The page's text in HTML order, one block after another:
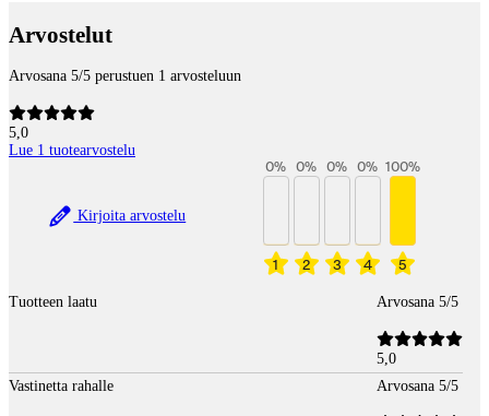
Arvostelut
Arvosana 5/5 perustuen 1 arvosteluun
5,0
Lue 1 tuotearvostelu
Kirjoita arvostelu
1
0%
2
0%
3
0%
4
0%
5
100%
Tuotteen laatu Arvosana 5/5
5,0
Vastinetta rahalle
Arvosana 5/5